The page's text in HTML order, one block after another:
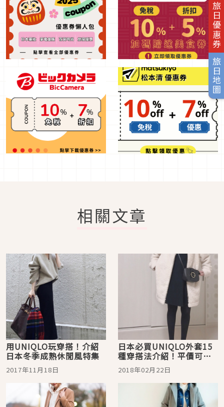
旅日優惠券
旅日地圖
相關文章
用UNIQLO玩穿搭！介紹
日本冬季成熟休閒風特集
2017年11月18日
日本必買UNIQLO外套15
種穿搭法介紹！平價可愛
一定要買
2018年02月22日